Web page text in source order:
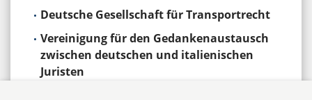
Deutsche Gesellschaft für Transportrecht
Vereinigung für den Gedankenaustausch
zwischen deutschen und italienischen
Juristen